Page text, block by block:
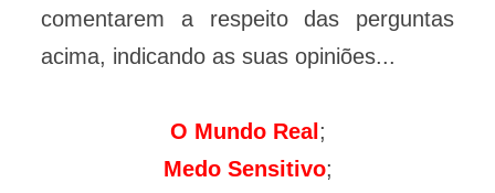
comentarem a respeito das perguntas
acima, indicando as suas opiniões...
O Mundo Real ;
Medo Sensitivo;